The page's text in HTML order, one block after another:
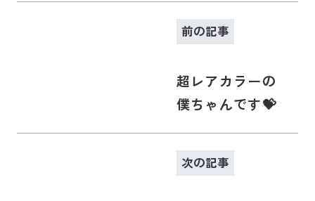
前の記事
超レアカラーの
僕ちゃんです💝
次の記事